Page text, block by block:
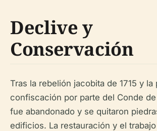
Declive y
Conservación
Tras la rebelión jacobita de 1715 y la
confiscación por parte del Conde
fue abandonado y se quitaron
edificios. La restauración y el